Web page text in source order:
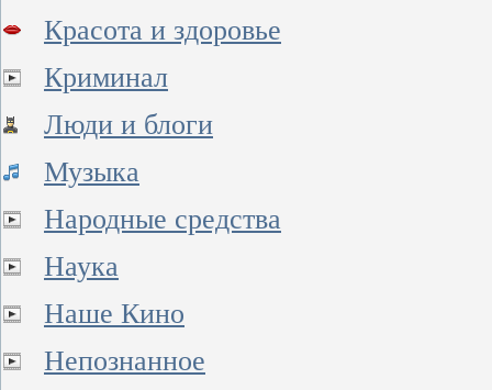
Красота и здоровье
Криминал
Люди и блоги
Музыка
Народные средства
Наука
Наше Кино
Непознанное